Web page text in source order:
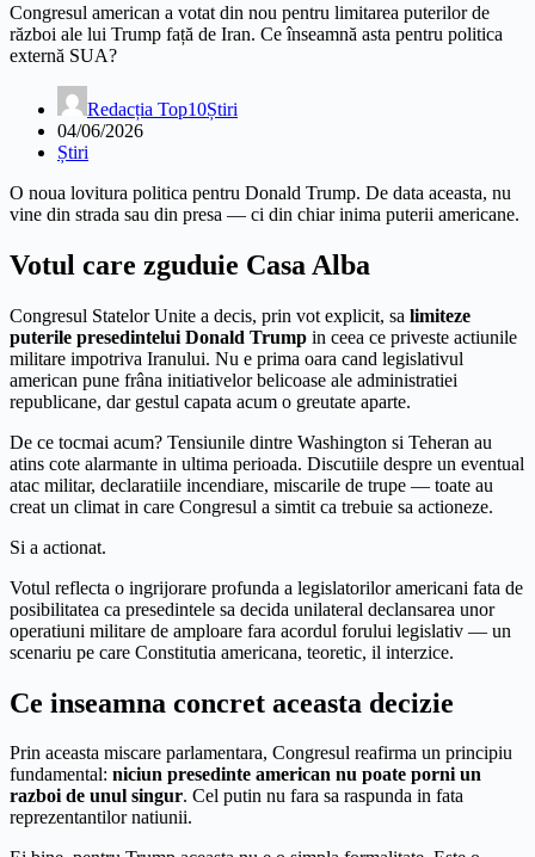
Congresul american a votat din nou pentru limitarea puterilor de
război ale lui Trump față de Iran. Ce înseamnă asta pentru politica
externă SUA?
Redacția Top10Știri
04/06/2026
Știri
O noua lovitura politica pentru Donald Trump. De data aceasta, nu
vine din strada sau din presa — ci din chiar inima puterii americane.
Votul care zguduie Casa Alba
Congresul Statelor Unite a decis, prin vot explicit, sa limiteze
puterile presedintelui Donald Trump in ceea ce priveste actiunile
militare impotriva Iranului. Nu e prima oara cand legislativul
american pune frâna initiativelor belicoase ale administratiei
republicane, dar gestul capata acum o greutate aparte.
De ce tocmai acum? Tensiunile dintre Washington si Teheran au
atins cote alarmante in ultima perioada. Discutiile despre un eventual
atac militar, declaratiile incendiare, miscarile de trupe — toate au
creat un climat in care Congresul a simtit ca trebuie sa actioneze.
Si a actionat.
Votul reflecta o ingrijorare profunda a legislatorilor americani fata de
posibilitatea ca presedintele sa decida unilateral declansarea unor
operatiuni militare de amploare fara acordul forului legislativ — un
scenariu pe care Constitutia americana, teoretic, il interzice.
Ce inseamna concret aceasta decizie
Prin aceasta miscare parlamentara, Congresul reafirma un principiu
fundamental: niciun presedinte american nu poate porni un
razboi de unul singur. Cel putin nu fara sa raspunda in fata
reprezentantilor natiunii.